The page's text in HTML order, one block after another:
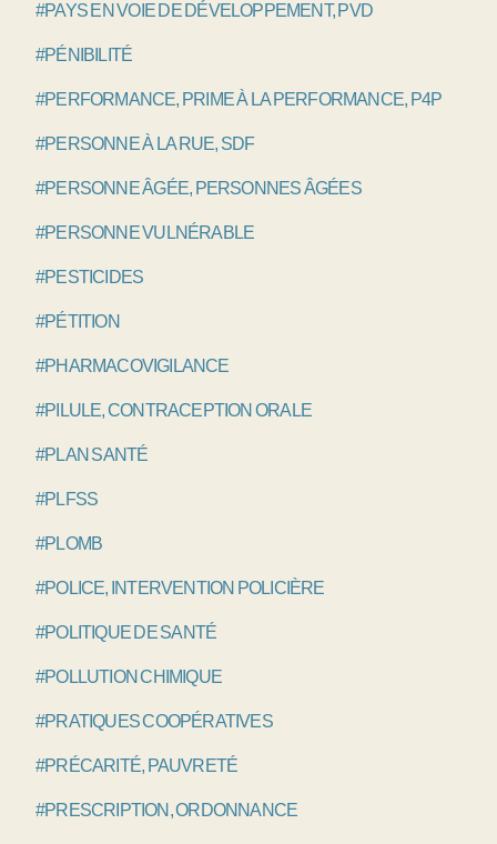
#PAYS EN VOIE DE DÉVELOPPEMENT, PVD
#PÉNIBILITÉ
#PERFORMANCE, PRIME À LA PERFORMANCE, P4P
#PERSONNE À LA RUE, SDF
#PERSONNE ÂGÉE, PERSONNES ÂGÉES
#PERSONNE VULNÉRABLE
#PESTICIDES
#PÉTITION
#PHARMACOVIGILANCE
#PILULE, CONTRACEPTION ORALE
#PLAN SANTÉ
#PLFSS
#PLOMB
#POLICE, INTERVENTION POLICIÈRE
#POLITIQUE DE SANTÉ
#POLLUTION CHIMIQUE
#PRATIQUES COOPÉRATIVES
#PRÉCARITÉ, PAUVRETÉ
#PRESCRIPTION, ORDONNANCE